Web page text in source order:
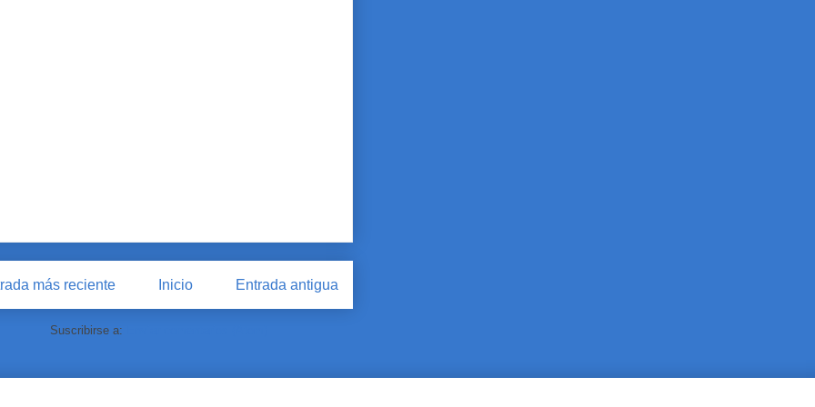
más reciente Entrada antigua
Inicio
Suscribirse a: